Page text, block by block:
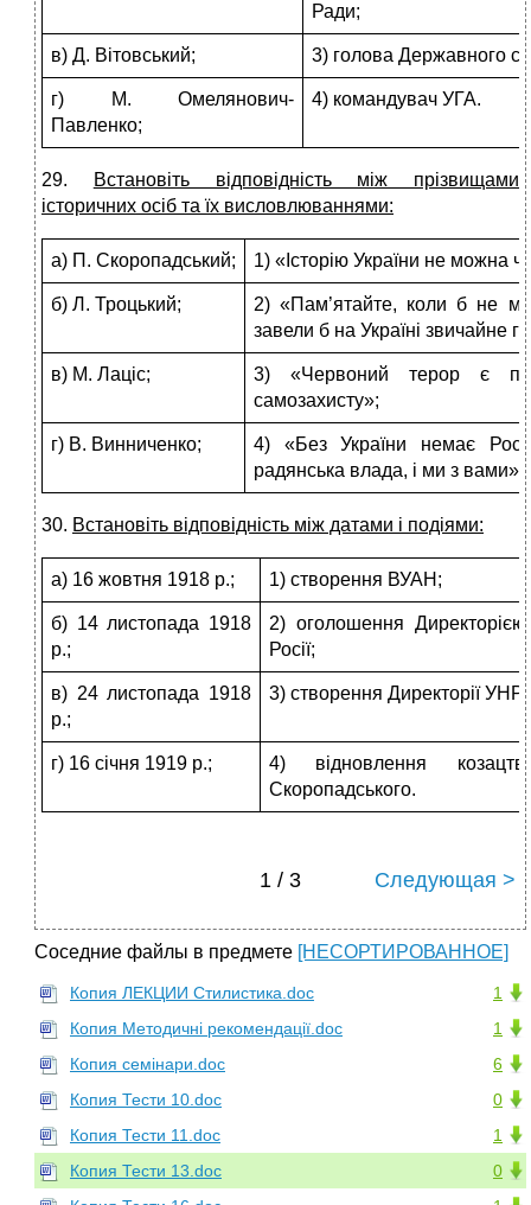
Ради;
в) Д. Вітовський; 3) голова Державного
г) М. Омелянович-
Павленко;
4) командувач УГА.
29.
Встановіть відповідність між прізвищами
історичних осіб та їх висловлюваннями:
а) П. Скоропадський; 1) «Історію України не можна
б) Л. Троцький;
2) «Пам’ятайте, коли б не
завели б на Україні звичайне
в) М. Лаціс;
3) «Червоний терор є
самозахисту»;
г) В. Винниченко;
4) «Без України немає
радянська влада, і ми з вами».
30. Встановіть відповідність між датами і подіями:
а) 16 жовтня 1918 р.; 1) створення ВУАН;
б) 14 листопада 1918
р.;
2) оголошення
Росії;
в) 24 листопада 1918
р.;
3) створення Директорії УНР;
г) 16 січня 1919 р.;
4) відновлення
Скоропадського.
1 / 3 Следующая >
Соседние файлы в предмете [НЕСОРТИРОВАННОЕ]
1
Копия ЛЕКЦИИ Стилистика.doc
1
Копия Методичні рекомендації.doc
6
Копия семінари.doc
0
Копия Тести 10.doc
1
Копия Тести 11.doc
0
Копия Тести 13.doc